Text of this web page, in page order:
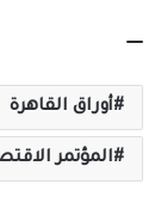
أوراق القاهرة
المؤتمر